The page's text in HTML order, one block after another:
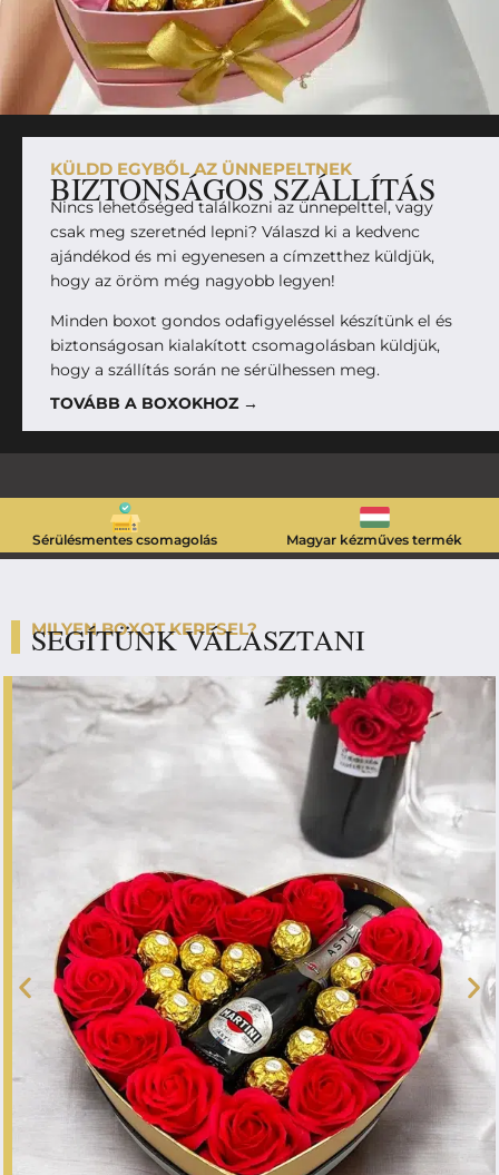
KÜLDD EGYBŐL AZ ÜNNEPELTNEK
BIZTONSÁGOS SZÁLLÍTÁS
Nincs lehetőséged találkozni az ünnepelttel, vagy
csak meg szeretnéd lepni? Válaszd ki a kedvenc
ajándékod és mi egyenesen a címzetthez küldjük,
hogy az öröm még nagyobb legyen!
Minden boxot gondos odafigyeléssel készítünk el és
biztonságosan kialakított csomagolásban küldjük,
hogy a szállítás során ne sérülhessen meg.
TOVÁBB A BOXOKHOZ →
Sérülésmentes csomagolás Magyar kézműves termék
MILYEN BOXOT KERESEL?
SEGÍTÜNK VÁLASZTANI